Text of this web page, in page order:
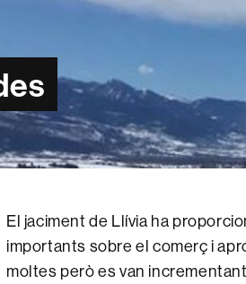
El jaciment de Llívia ha
importants sobre el comerç i
moltes però es van